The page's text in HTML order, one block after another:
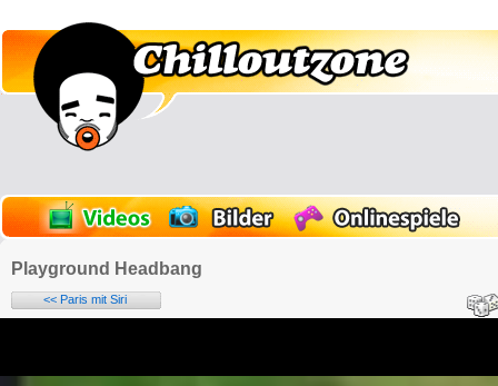
Playground Headbang
<< Paris mit Siri